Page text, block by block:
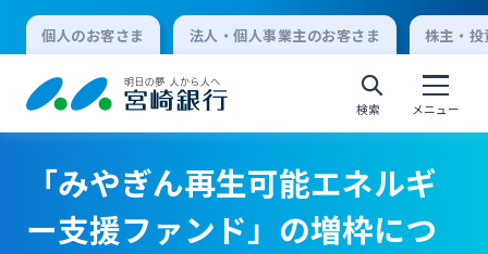
個人のお客さま 法人・個人事業主のお客さま 株主・
検索 メニュー
個人向けインターネットバンキング
「みやぎん再生可能エネルギ
ー支援ファンド」の増枠につ